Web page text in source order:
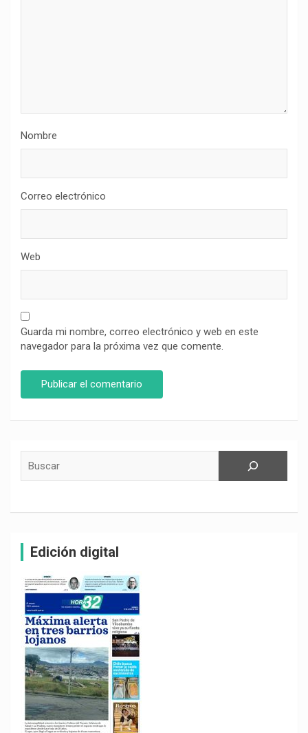
Nombre
Correo electrónico
Web
Guarda mi nombre, correo electrónico y web en este
navegador para la próxima vez que comente.
Edición digital